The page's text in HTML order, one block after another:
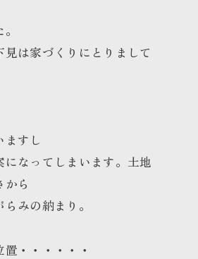
見は家づくりにとりまして
すし
なってしまいます。 土地
ら
みの納まり。
・・・・・・